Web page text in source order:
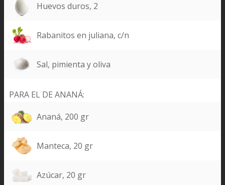
Huevos duros, 2
Rabanitos en juliana, c/n
Sal, pimienta y oliva
PARA EL DE ANANÁ:
Ananá, 200 gr
Manteca, 20 gr
Azúcar, 20 gr